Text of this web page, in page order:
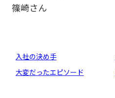
篠崎さん
入社の決め手
大変だったエピソード